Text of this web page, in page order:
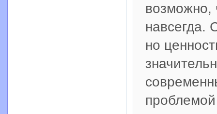
возможно,
навсегда.
но
проблемой